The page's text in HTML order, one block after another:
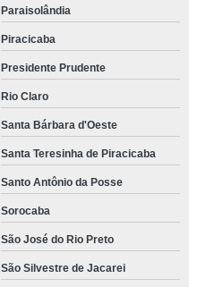
Paraisolândia
Piracicaba
Presidente Prudente
Rio Claro
Santa Bárbara d'Oeste
Santa Teresinha de Piracicaba
Santo Antônio da Posse
Sorocaba
São José do Rio Preto
São Silvestre de Jacarei